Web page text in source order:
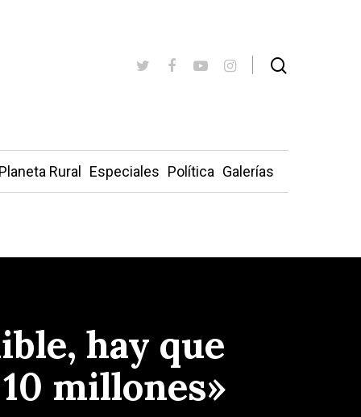
Planeta Rural Especiales Política Galerías
hay que
millones»